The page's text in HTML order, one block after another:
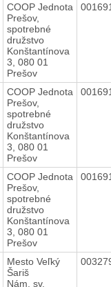
COOP Jednota
Prešov,
spotrebné
družstvo
Konštantínova
3, 080 01
Prešov
COOP Jednota
Prešov,
spotrebné
družstvo
Konštantínova
3, 080 01
Prešov
COOP Jednota
Prešov,
spotrebné
družstvo
Konštantínova
3, 080 01
Prešov
Mesto Veľký
Šariš
Nám. sv.